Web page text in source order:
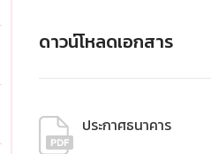
ดาวน์โหลดเอกสาร
ประกาศธนาคาร